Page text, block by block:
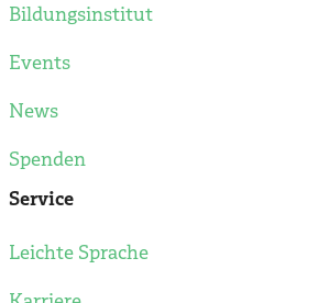
Bildungsinstitut
Events
News
Spenden
Service
Leichte Sprache